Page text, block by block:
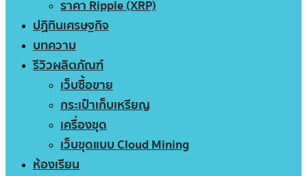
ราคา Ripple (XRP)
ปฏิทินเศรษฐกิจ
บทความ
รีวิวผลิตภัณฑ์
เว็บซื้อขาย
กระเป๋าเก็บเหรียญ
เครื่องขุด
เว็บขุดแบบ Cloud Mining
ห้องเรียน